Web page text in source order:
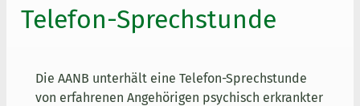
Telefon-Sprechstunde
Die AANB unterhält eine Telefon-Sprechstunde
von erfahrenen Angehörigen psychisch erkrankter